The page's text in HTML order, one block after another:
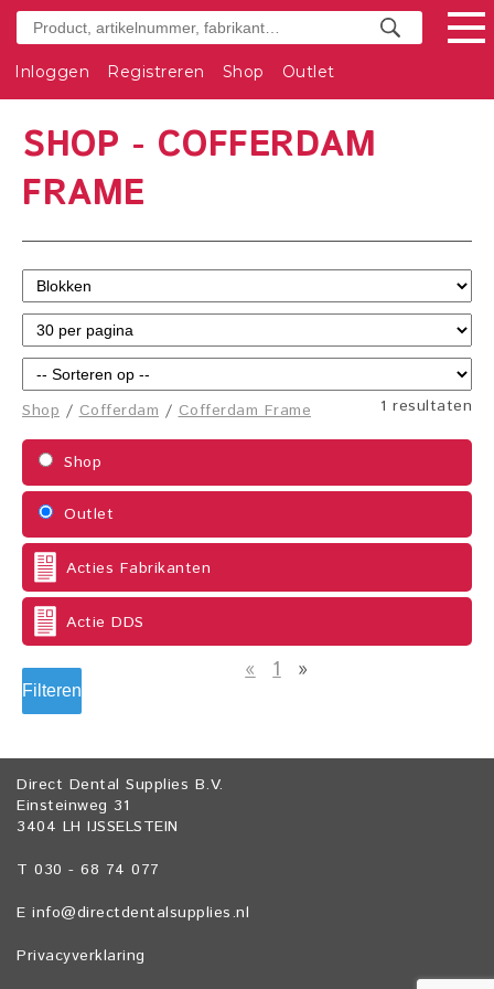
Inloggen Registreren Shop Outlet
SHOP - COFFERDAM
FRAME
1 resultaten
Shop /Cofferdam /Cofferdam Frame
Shop
Outlet
Acties Fabrikanten
Actie DDS
Filteren
« 1 »
Direct Dental Supplies B.V.
Einsteinweg 31
3404 LH IJSSELSTEIN
T 030 - 68 74 077
E info@directdentalsupplies.nl
Privacyverklaring